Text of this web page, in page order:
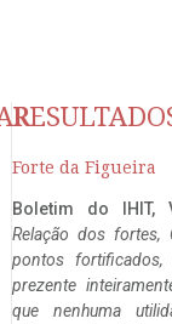
Forte da Figueira
Boletim do IHIT,
Relação dos fortes,
pontos
prezente
que nenhuma